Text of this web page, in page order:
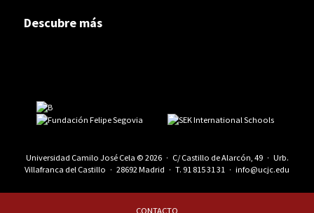
Descubre más
Universidad Camilo José Cela © 2026 · C/ Castillo de Alarcón, 49 · Urb.
Villafranca del Castillo · 28692 Madrid · T. 91 815 31 31 · info@ucjc.edu
CONTACTO